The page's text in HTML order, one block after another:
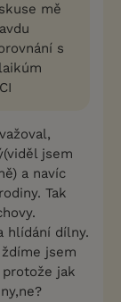
mě
s
jsem
a navíc
Tak
hlídání dílny.
jsem
jak